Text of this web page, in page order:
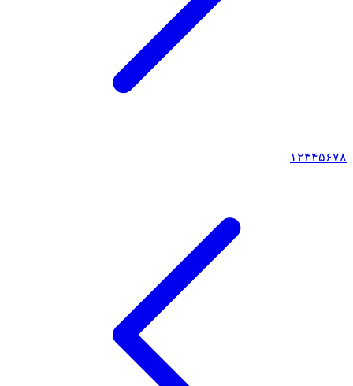
۱۲۳۴۵۶۷۸